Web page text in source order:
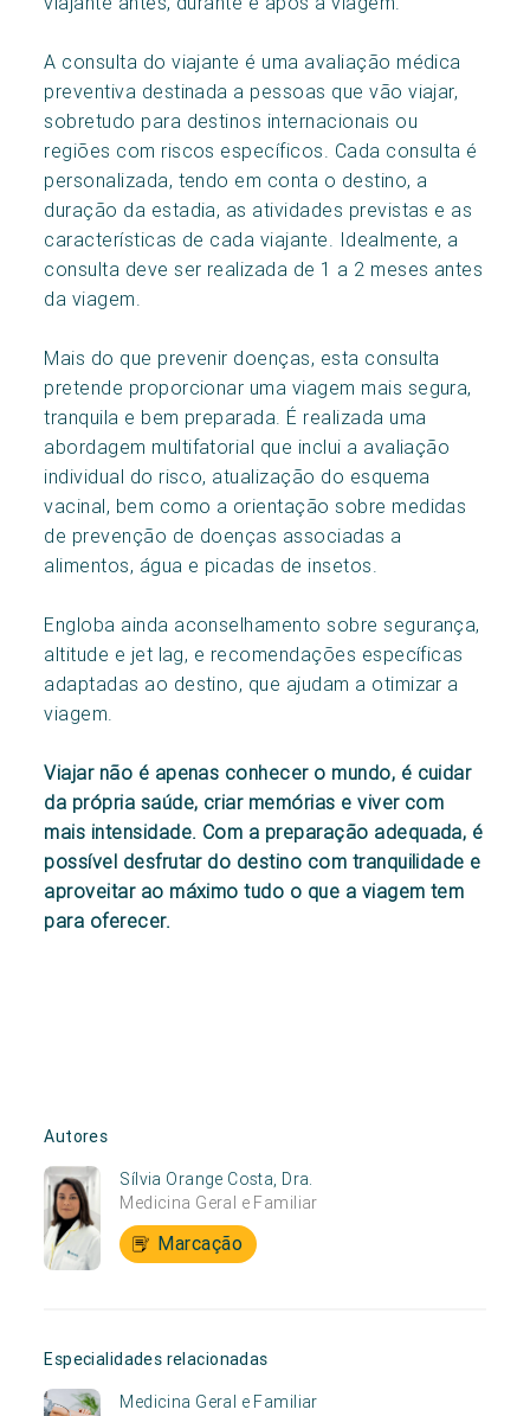
A consulta do viajante é uma avaliação médica
preventiva destinada a pessoas que vão viajar,
sobretudo para destinos internacionais ou
regiões com riscos específicos. Cada consulta é
personalizada, tendo em conta o destino, a
duração da estadia, as atividades previstas e as
características de cada viajante. Idealmente, a
consulta deve ser realizada de 1 a 2 meses antes
da viagem.
Mais do que prevenir doenças, esta consulta
pretende proporcionar uma viagem mais segura,
tranquila e bem preparada. É realizada uma
abordagem multifatorial que inclui a avaliação
individual do risco, atualização do esquema
vacinal, bem como a orientação sobre medidas
de prevenção de doenças associadas a
alimentos, água e picadas de insetos.
Engloba ainda aconselhamento sobre segurança,
altitude e jet lag, e recomendações específicas
adaptadas ao destino, que ajudam a otimizar a
viagem.
Viajar não é apenas conhecer o mundo, é cuidar
da própria saúde, criar memórias e viver com
mais intensidade. Com a preparação adequada, é
possível desfrutar do destino com tranquilidade e
aproveitar ao máximo tudo o que a viagem tem
para oferecer.
Autores
Sílvia Orange Costa, Dra.
Medicina Geral e Familiar
Marcação
Especialidades relacionadas
Medicina Geral e Familiar